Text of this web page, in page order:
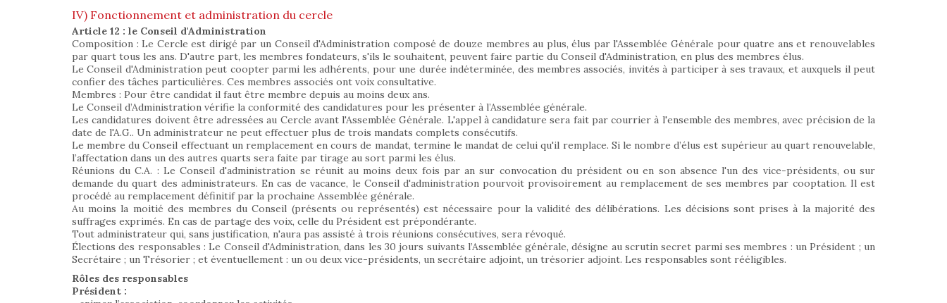
IV) Fonctionnement et administration du cercle
Article 12 : le Conseil d'Administration
Composition : Le Cercle est dirigé par un Conseil d'Administration composé de douze membres au plus, élus par l'Assemblée Générale pour quatre ans et renouvelables
par quart tous les ans. D'autre part, les membres fondateurs, s'ils le souhaitent, peuvent faire partie du Conseil d'Administration, en plus des membres élus.
Le Conseil d'Administration peut coopter parmi les adhérents, pour une durée indéterminée, des membres associés, invités à participer à ses travaux, et auxquels il peut
confier des tâches particulières. Ces membres associés ont voix consultative.
Membres : Pour être candidat il faut être membre depuis au moins deux ans.
Le Conseil d’Administration vérifie la conformité des candidatures pour les présenter à l’Assemblée générale.
Les candidatures doivent être adressées au Cercle avant l'Assemblée Générale. L'appel à candidature sera fait par courrier à l'ensemble des membres, avec précision de la
date de l'A.G.. Un administrateur ne peut effectuer plus de trois mandats complets consécutifs.
Le membre du Conseil effectuant un remplacement en cours de mandat, termine le mandat de celui qu'il remplace. Si le nombre d’élus est supérieur au quart renouvelable,
l’affectation dans un des autres quarts sera faite par tirage au sort parmi les élus.
Réunions du C.A. : Le Conseil d'administration se réunit au moins deux fois par an sur convocation du président ou en son absence l'un des vice-présidents, ou sur
demande du quart des administrateurs. En cas de vacance, le Conseil d'administration pourvoit provisoirement au remplacement de ses membres par cooptation. Il est
procédé au remplacement définitif par la prochaine Assemblée générale.
Au moins la moitié des membres du Conseil (présents ou représentés) est nécessaire pour la validité des délibérations. Les décisions sont prises à la majorité des
suffrages exprimés. En cas de partage des voix, celle du Président est prépondérante.
Tout administrateur qui, sans justification, n'aura pas assisté à trois réunions consécutives, sera révoqué.
Élections des responsables : Le Conseil d'Administration, dans les 30 jours suivants l’Assemblée générale, désigne au scrutin secret parmi ses membres : un Président ; un
Secrétaire ; un Trésorier ; et éventuellement : un ou deux vice-présidents, un secrétaire adjoint, un trésorier adjoint. Les responsables sont rééligibles.
Rôles des responsables
Président :